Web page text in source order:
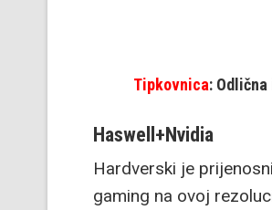
Tipkovnica:
Haswell+Nvidia
Hardverski je
gaming na ovoj